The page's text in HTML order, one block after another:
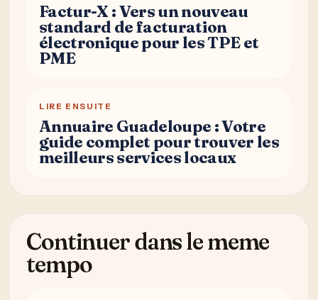
Factur-X : Vers un nouveau
standard de facturation
électronique pour les TPE et
PME
LIRE ENSUITE
Annuaire Guadeloupe : Votre
guide complet pour trouver les
meilleurs services locaux
Continuer dans le meme
tempo